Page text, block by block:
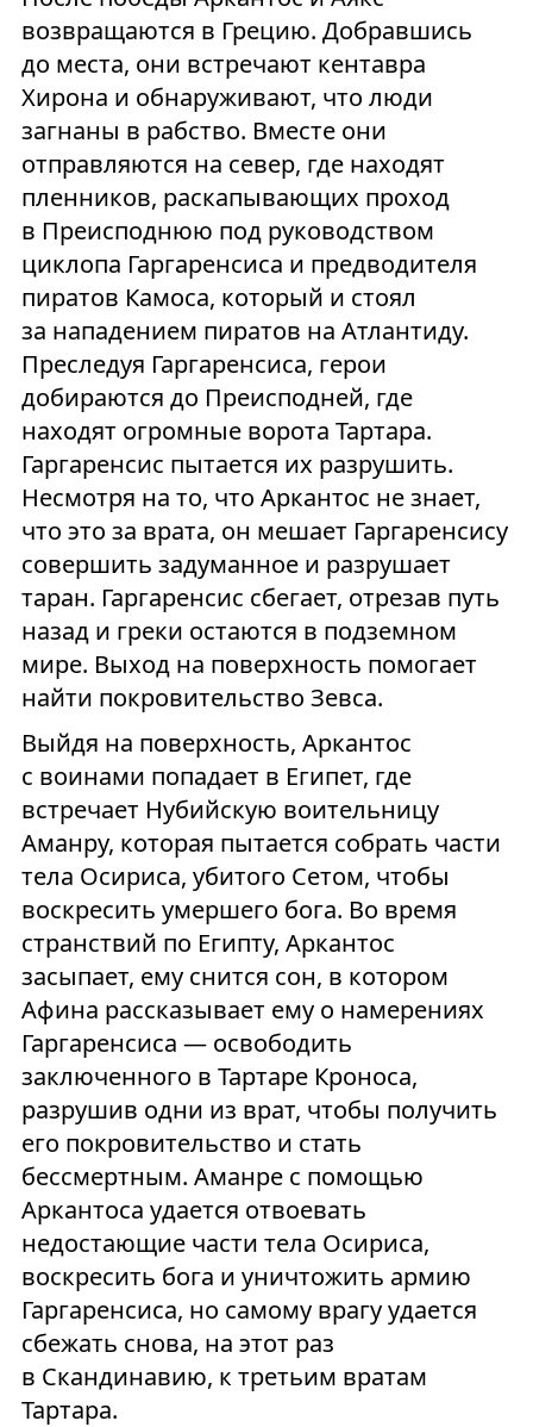
возвращаются в Грецию. Добравшись
до места, они встречают кентавра
Хирона и обнаруживают, что люди
загнаны в рабство. Вместе они
отправляются на север, где находят
пленников, раскапывающих проход
в Преисподнюю под руководством
циклопа Гаргаренсиса и предводителя
пиратов Камоса, который и стоял
за нападением пиратов на Атлантиду.
Преследуя Гаргаренсиса, герои
добираются до Преисподней, где
находят огромные ворота Тартара.
Гаргаренсис пытается их разрушить.
Несмотря на то, что Аркантос не знает,
что это за врата, он мешает Гаргаренсису
совершить задуманное и разрушает
таран. Гаргаренсис сбегает, отрезав путь
назад и греки остаются в подземном
мире. Выход на поверхность помогает
найти покровительство Зевса.
Выйдя на поверхность, Аркантос
с воинами попадает в Египет, где
встречает Нубийскую воительницу
Аманру, которая пытается собрать части
тела Осириса, убитого Сетом, чтобы
воскресить умершего бога. Во время
странствий по Египту, Аркантос
засыпает, ему снится сон, в котором
Афина рассказывает ему о намерениях
Гаргаренсиса — освободить
заключенного в Тартаре Кроноса,
разрушив одни из врат, чтобы получить
его покровительство и стать
бессмертным. Аманре с помощью
Аркантоса удается отвоевать
недостающие части тела Осириса,
воскресить бога и уничтожить армию
Гаргаренсиса, но самому врагу удается
сбежать снова, на этот раз
в Скандинавию, к третьим вратам
Тартара.